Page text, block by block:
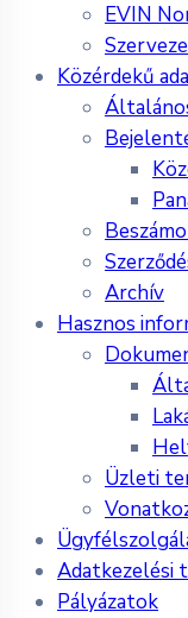
EVIN
Közérdekű
Archív
Hasznos
Üzleti
Adatkezelési
Pályázatok